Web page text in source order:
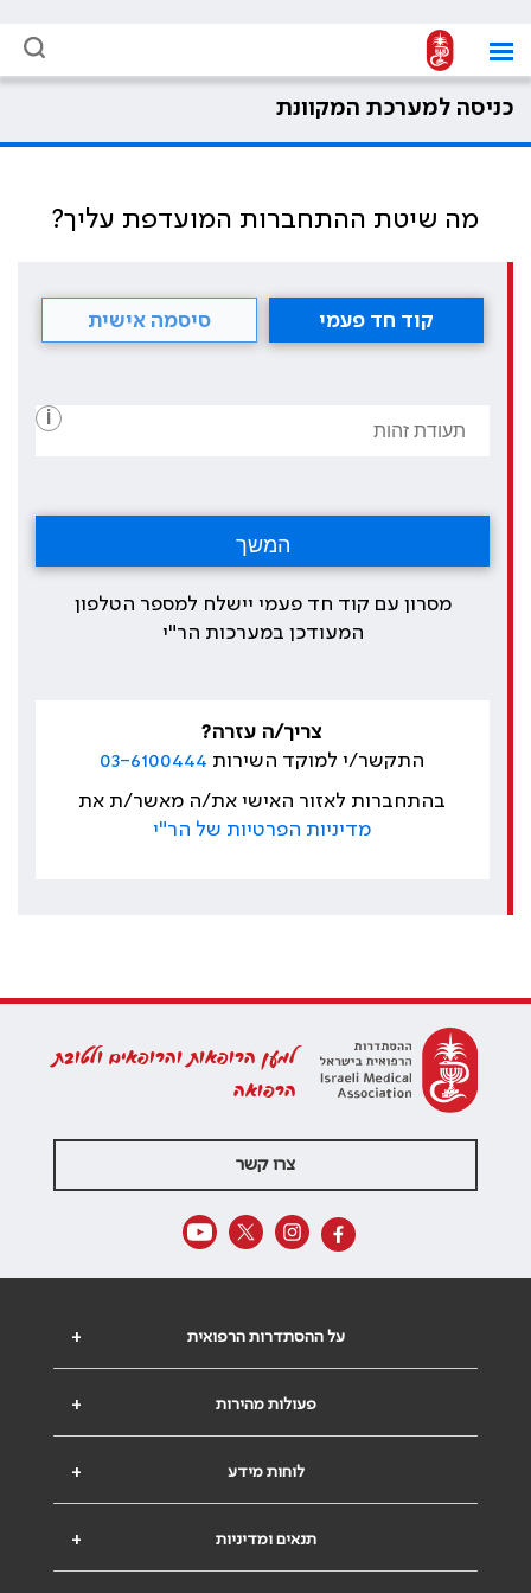
כניסה למערכת המקוונת
מה שיטת ההתחברות המועדפת עליך?
קוד חד פעמי סיסמה אישית
i
מסרון עם קוד חד פעמי יישלח למספר הטלפון
המעודכן במערכות הר"י
צריך/ה עזרה?
התקשר/י למוקד השירות 03-6100444
בהתחברות לאזור האישי את/ה מאשר/ת את
מדיניות הפרטיות של הר"י
למען הרופאות והרופאים ולטובת
הרפואה
צרו קשר
+ על ההסתדרות הרפואית
+ פעולות מהירות
+ לוחות מידע
+ תנאים ומדיניות